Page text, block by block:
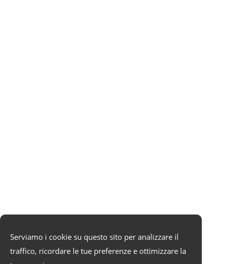
Serviamo i cookie su questo sito per analizzare il
traffico, ricordare le tue preferenze e ottimizzare la